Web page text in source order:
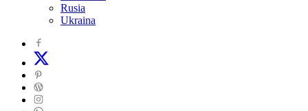
Rusia
Ukraina